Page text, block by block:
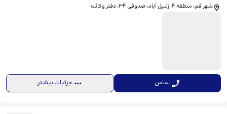
شهر قم، منطقه ۴، زنبیل آباد، صدوقی ۳۴، ​دفتر وکالت
تماس جزئیات بیشتر